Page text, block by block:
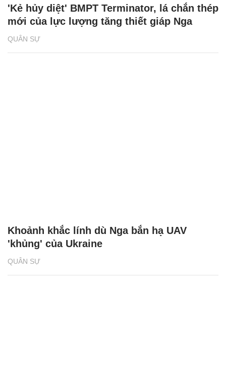
QUÂN SỰ
'Kẻ hủy diệt' BMPT Terminator, lá chắn thép
mới của lực lượng tăng thiết giáp Nga
QUÂN SỰ
Khoảnh khắc lính dù Nga bắn hạ UAV
'khủng' của Ukraine